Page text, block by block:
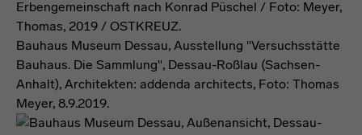
Erbengemeinschaft nach Konrad Püschel / Foto: Meyer,
Thomas, 2019 / OSTKREUZ.
Bauhaus Museum Dessau, Ausstellung "Versuchsstätte
Bauhaus. Die Sammlung", Dessau-Roßlau (Sachsen-
Anhalt), Architekten: addenda architects, Foto: Thomas
Meyer, 8.9.2019.